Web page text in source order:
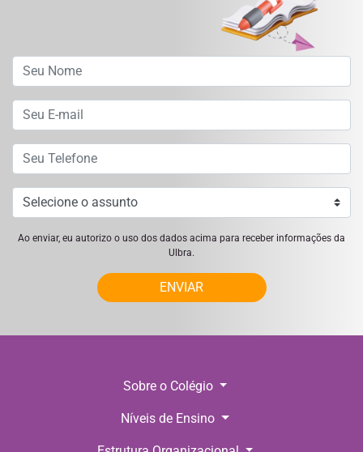
Ao enviar, eu autorizo o uso dos dados acima para receber informações da
Ulbra.
ENVIAR
Sobre o Colégio
Níveis de Ensino